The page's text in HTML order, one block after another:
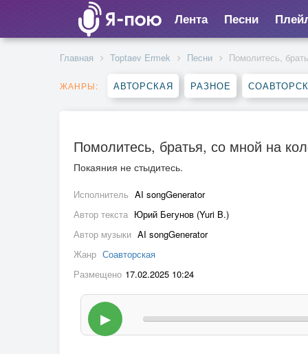
Лента Песни
Главная Toptaev Ermek Песни Помолитесь,
ЖАНРЫ: АВТОРСКАЯ РАЗНОЕ
Помолитесь, братья, со мной на
Покаяния не стыдитесь.
Исполнитель AI songGenerator
Автор текста Юрий Бегунов (Yuri B.)
Автор музыки AI songGenerator
Жанр Соавторская
Размещено 17.02.2025 10:24
▶